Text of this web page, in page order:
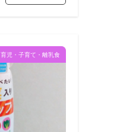
育児・子育て・離乳食